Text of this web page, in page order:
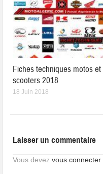
Fiches techniques motos et
scooters 2018
18 Juin 2018
Laisser un commentaire
Vous devezvous connecter